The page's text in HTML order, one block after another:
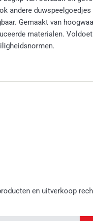
andere
Gemaakt van
materialen.
en uitverkoop